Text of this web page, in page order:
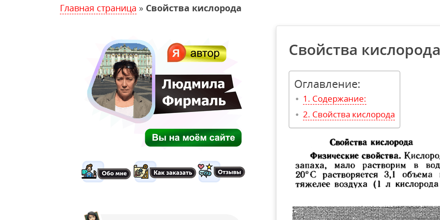
Главная страница » Свойства кислорода
Свойства кислорода
Оглавление:
Содержание:
Свойства кислорода